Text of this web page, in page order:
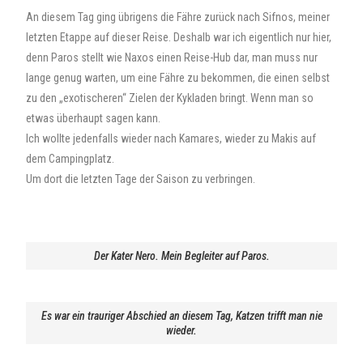
An diesem Tag ging übrigens die Fähre zurück nach Sifnos, meiner
letzten Etappe auf dieser Reise. Deshalb war ich eigentlich nur hier,
denn Paros stellt wie Naxos einen Reise-Hub dar, man muss nur
lange genug warten, um eine Fähre zu bekommen, die einen selbst
zu den „exotischeren“ Zielen der Kykladen bringt. Wenn man so
etwas überhaupt sagen kann.
Ich wollte jedenfalls wieder nach Kamares, wieder zu Makis auf
dem Campingplatz.
Um dort die letzten Tage der Saison zu verbringen.
Der Kater Nero. Mein Begleiter auf Paros.
Es war ein trauriger Abschied an diesem Tag, Katzen trifft man nie
wieder.